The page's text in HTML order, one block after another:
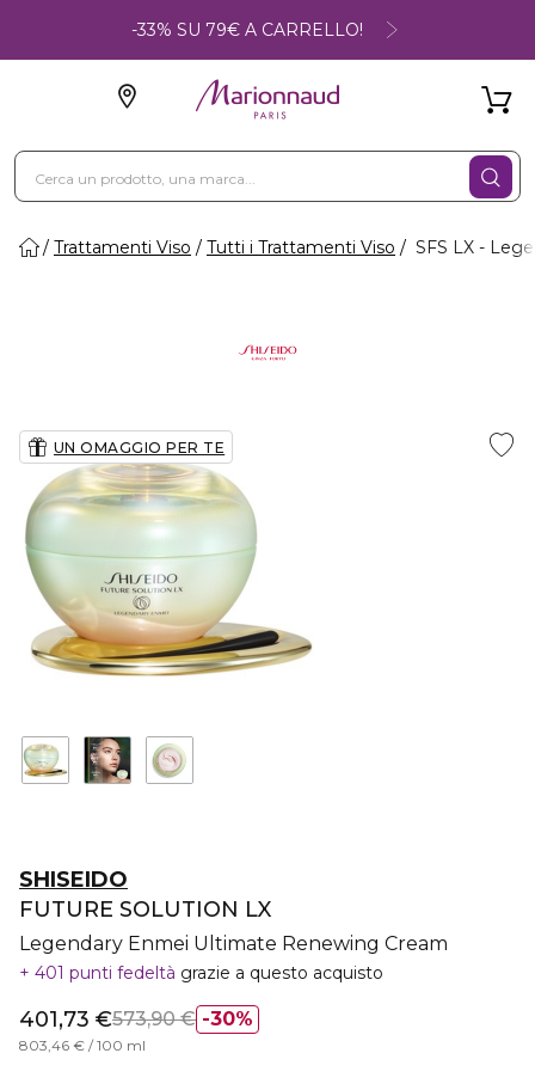
-33% SU 79€ A CARRELLO!
Trattamenti Viso Tutti i Trattamenti Viso SFS LX -
UN OMAGGIO PER TE
SHISEIDO
FUTURE SOLUTION LX
Legendary Enmei Ultimate Renewing Cream
401 punti fedeltà grazie a questo acquisto
30%
401,73 €573,90 €
803,46 € / 100 ml